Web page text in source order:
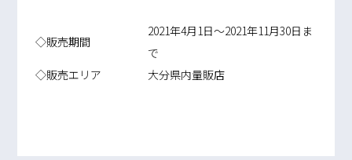
◇販売期間
2021年4月1日～2021年11月30日ま
で
◇販売エリア
大分県内量販店